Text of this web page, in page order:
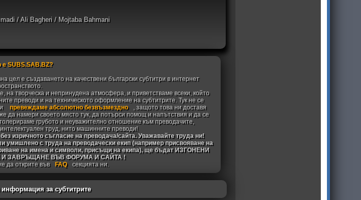
/ Ali Bagheri / Mojtaba Bahmani
е SUBS.SAB.BZ?
цел е създаването на качествени български субтитри в интернет
творческа и непринудена атмосфера, и приветстваме всеки, който
преводи и на техническото оформление на субтитрите. Тук не се
превеждаме абсолютно безвъзмездно
, защото това ни доставя
да намери своето място тук, да потърси помощ и напътствия и да се
грубото и неуважително отношение към преводачите,
труд, нито машинните преводи!
изричното съгласие на преводача/сайта. Уважавайте труда ни!
умишлено с труда на преводачески екип (например присвояване на
на имена и символи, присъщи на екипа), ще бъдат ИЗГОНЕНИ
ЗАВРЪЩАНЕ ВЪВ ФОРУМА И САЙТА !
да открите във
FAQ секцията ни.
за субтитрите